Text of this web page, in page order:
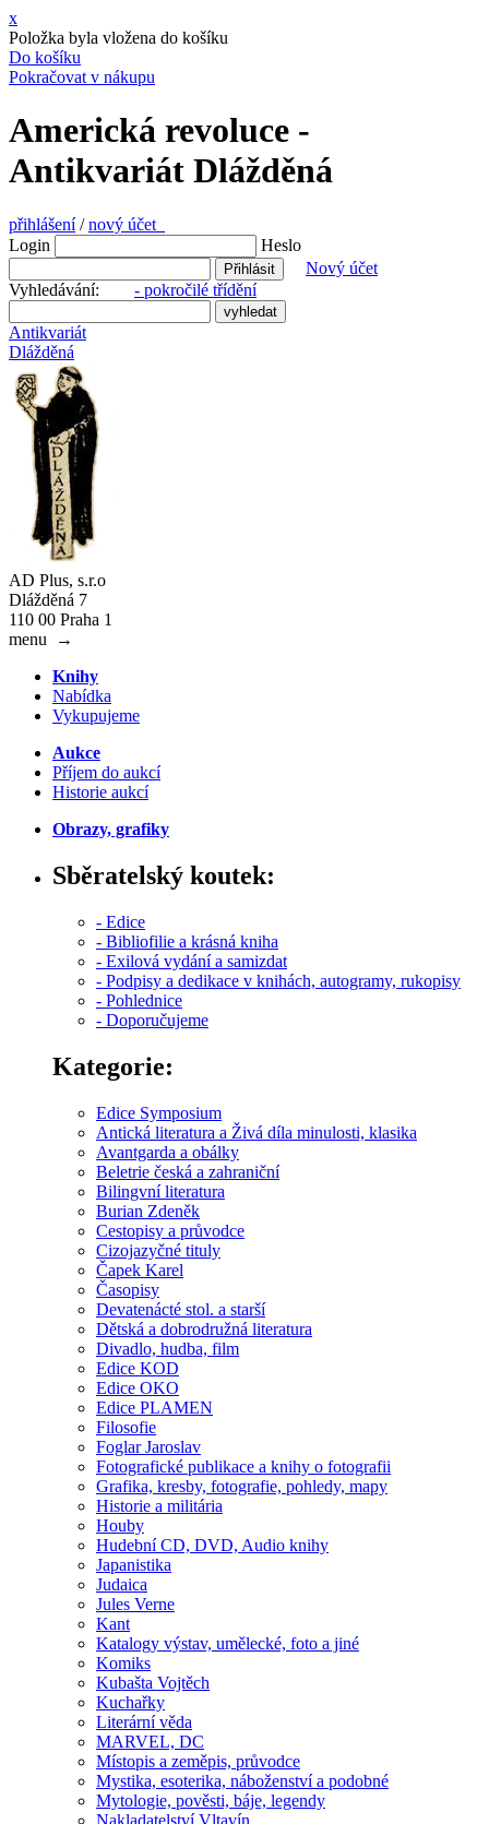
x
Položka byla vložena do košíku
Do košíku
Pokračovat v nákupu
Americká revoluce -
Antikvariát Dlážděná
přihlášení/nový účet
Login
Heslo
Nový účet
Vyhledávání: - pokročilé třídění
Antikvariát
Dlážděná
AD Plus, s.r.o
Dlážděná 7
110 00 Praha 1
menu
→
Knihy
Nabídka
Vykupujeme
Aukce
Příjem do aukcí
Historie aukcí
Obrazy, grafiky
Sběratelský koutek:
- Edice
- Bibliofilie a krásná kniha
- Exilová vydání a samizdat
- Podpisy a dedikace v knihách, autogramy, rukopisy
- Pohlednice
- Doporučujeme
Kategorie:
Edice Symposium
Antická literatura a Živá díla minulosti, klasika
Avantgarda a obálky
Beletrie česká a zahraniční
Bilingvní literatura
Burian Zdeněk
Cestopisy a průvodce
Cizojazyčné tituly
Čapek Karel
Časopisy
Devatenácté stol. a starší
Dětská a dobrodružná literatura
Divadlo, hudba, film
Edice KOD
Edice OKO
Edice PLAMEN
Filosofie
Foglar Jaroslav
Fotografické publikace a knihy o fotografii
Grafika, kresby, fotografie, pohledy, mapy
Historie a militária
Houby
Hudební CD, DVD, Audio knihy
Japanistika
Judaica
Jules Verne
Kant
Katalogy výstav, umělecké, foto a jiné
Komiks
Kubašta Vojtěch
Kuchařky
Literární věda
MARVEL, DC
Místopis a zeměpis, průvodce
Mystika, esoterika, náboženství a podobné
Mytologie, pověsti, báje, legendy
Nakladatelství Vltavín